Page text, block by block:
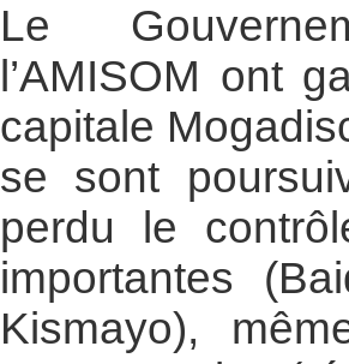
Le
l’AMISOM ont
capitale
se sont
perdu le
importantes
Kismayo),